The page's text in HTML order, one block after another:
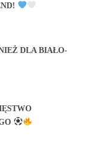
DLA BIAŁO-